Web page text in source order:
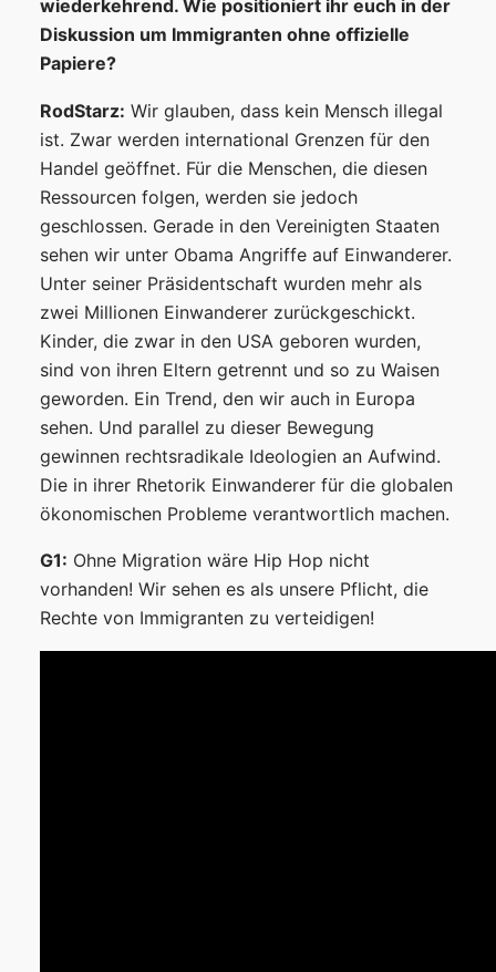
wiederkehrend. Wie positioniert ihr euch in der
Diskussion um Immigranten ohne offizielle
Papiere?
RodStarz: Wir glauben, dass kein Mensch illegal
ist. Zwar werden international Grenzen für den
Handel geöffnet. Für die Menschen, die diesen
Ressourcen folgen, werden sie jedoch
geschlossen. Gerade in den Vereinigten Staaten
sehen wir unter Obama Angriffe auf Einwanderer.
Unter seiner Präsidentschaft wurden mehr als
zwei Millionen Einwanderer zurückgeschickt.
Kinder, die zwar in den USA geboren wurden,
sind von ihren Eltern getrennt und so zu Waisen
geworden. Ein Trend, den wir auch in Europa
sehen. Und parallel zu dieser Bewegung
gewinnen rechtsradikale Ideologien an Aufwind.
Die in ihrer Rhetorik Einwanderer für die globalen
ökonomischen Probleme verantwortlich machen.
G1: Ohne Migration wäre Hip Hop nicht
vorhanden! Wir sehen es als unsere Pflicht, die
Rechte von Immigranten zu verteidigen!